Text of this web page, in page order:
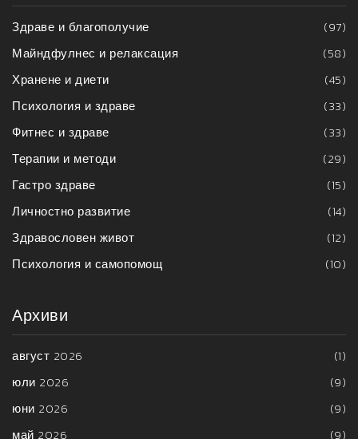
Здраве и благополучие
(97)
Майндфулнес и релаксация
(58)
Хранене и диети
(45)
Психология и здраве
(33)
Фитнес и здраве
(33)
Терапии и методи
(29)
Гастро здраве
(15)
Личностно развитие
(14)
Здравословен живот
(12)
Психология и самопомощ
(10)
Архиви
август 2026
(1)
юли 2026
(9)
юни 2026
(9)
май 2026
(9)